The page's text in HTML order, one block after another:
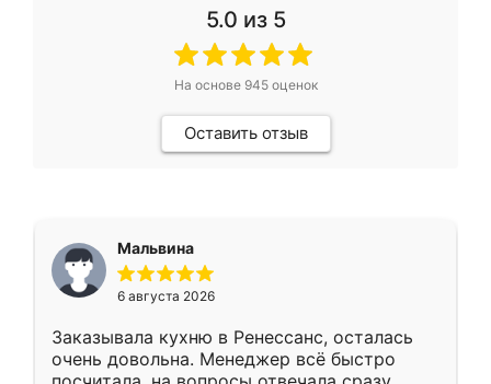
5.0 из 5
На основе 945оценок
Оставить отзыв
Мальвина
6 августа 2026
Заказывала кухню в Ренессанс, осталась
очень довольна. Менеджер всё быстро